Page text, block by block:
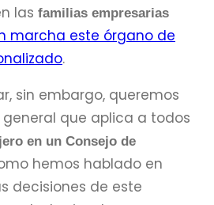
las familias empresarias
marcha este órgano de
.
sin embargo, queremos
que aplica a todos
en un Consejo de
hemos hablado en
decisiones de este